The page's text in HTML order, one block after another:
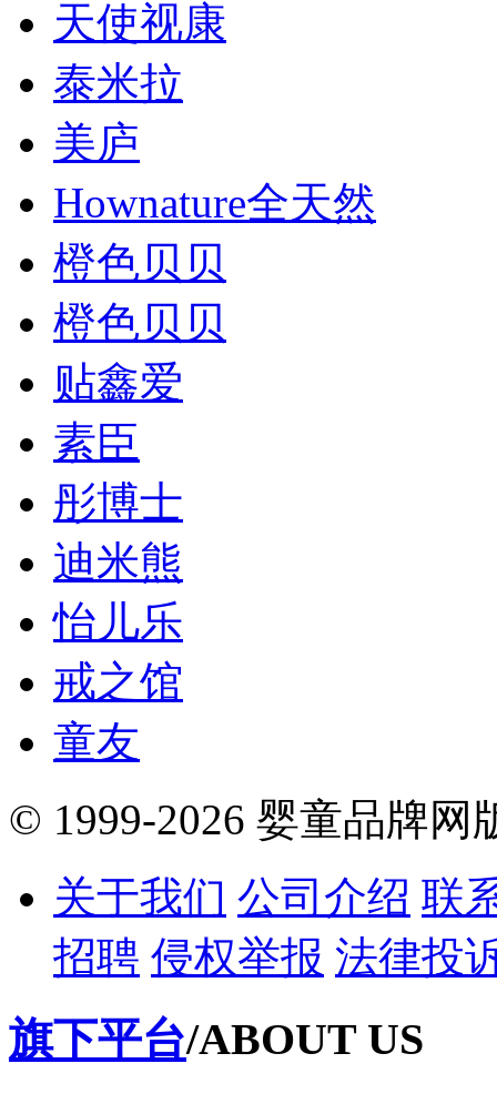
天使视康
泰米拉
美庐
Hownature全天然
橙色贝贝
橙色贝贝
贴鑫爱
素臣
彤博士
迪米熊
怡儿乐
戒之馆
童友
© 1999-2026 婴童品牌网
关于我们 公司介绍 联
招聘 侵权举报 法律投
旗下平台/ABOUT US